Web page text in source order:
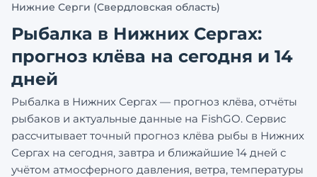
Нижние Серги (Свердловская область)
Рыбалка в Нижних Сергах:
прогноз клёва на сегодня и 14
дней
Рыбалка в Нижних Сергах — прогноз клёва, отчёты
рыбаков и актуальные данные на FishGO. Сервис
рассчитывает точный прогноз клёва рыбы в Нижних
Сергах на сегодня, завтра и ближайшие 14 дней с
учётом атмосферного давления, ветра, температуры